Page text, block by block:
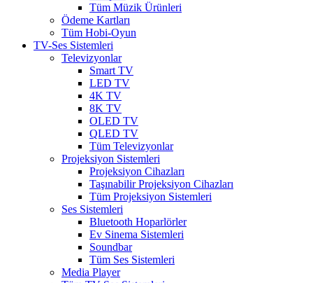
Tüm Müzik Ürünleri
Ödeme Kartları
Tüm Hobi-Oyun
TV-Ses Sistemleri
Televizyonlar
Smart TV
LED TV
4K TV
8K TV
OLED TV
QLED TV
Tüm Televizyonlar
Projeksiyon Sistemleri
Projeksiyon Cihazları
Taşınabilir Projeksiyon Cihazları
Tüm Projeksiyon Sistemleri
Ses Sistemleri
Bluetooth Hoparlörler
Ev Sinema Sistemleri
Soundbar
Tüm Ses Sistemleri
Media Player